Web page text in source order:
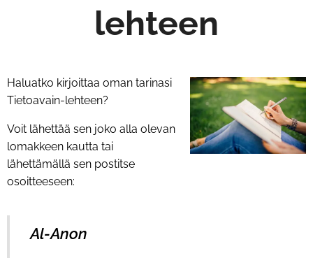
lehteen
Haluatko kirjoittaa oman tarinasi
Tietoavain-lehteen?
Voit lähettää sen joko alla olevan
lomakkeen kautta tai
lähettämällä sen postitse
osoitteeseen:
Al-Anon